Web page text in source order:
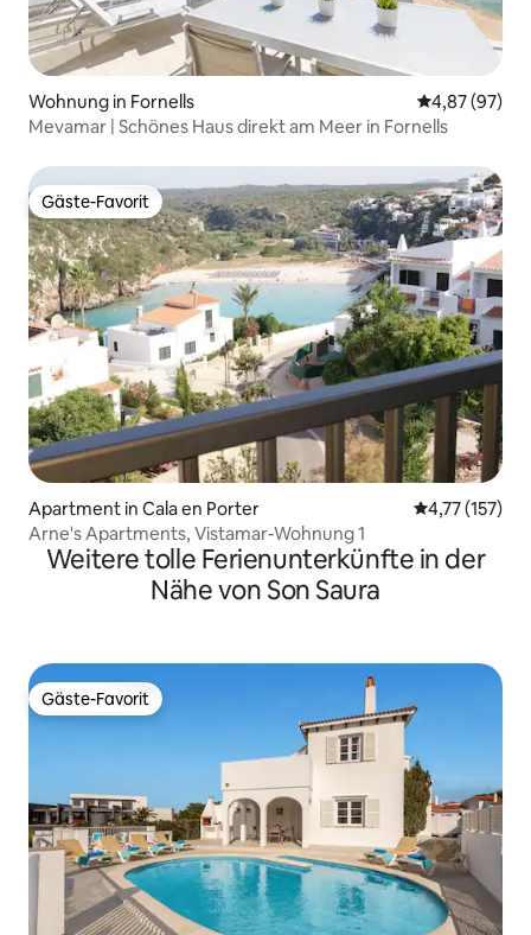
Wohnung in Fornells
4,87 (97)
Mevamar | Schönes Haus direkt am Meer in Fornells
Gäste-Favorit
Gäste-Favorit
Apartment in Cala en Porter
4,77 (157)
Arne's Apartments, Vistamar-Wohnung 1
Weitere tolle Ferienunterkünfte in der
Nähe von Son Saura
Gäste-Favorit
Gäste-Favorit